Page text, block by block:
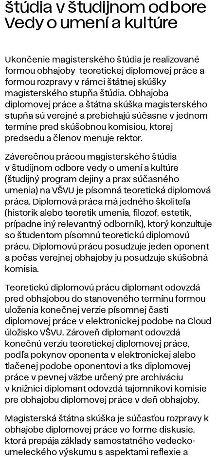
štúdia v študijnom odbore
Vedy o umení a kultúre
Ukončenie magisterského štúdia je realizované
formou obhajoby teoretickej diplomovej práce a
formou rozpravy v rámci štátnej skúšky
magisterského stupňa štúdia. Obhajoba
diplomovej práce a štátna skúška magisterského
stupňa sú verejné a prebiehajú súčasne v jednom
termíne pred skúšobnou komisiou, ktorej
predsedu a členov menuje rektor.
Záverečnou prácou magisterského štúdia
v študijnom odbore vedy o umení a kultúre
(študijný program dejiny a prax súčasného
umenia) na VŠVU je písomná teoretická diplomová
práca. Diplomová práca má jedného školiteľa
(historik alebo teoretik umenia, filozof, estetik,
prípadne iný relevantný odborník), ktorý konzultuje
so študentom písomnú teoretickú diplomovú
prácu. Diplomovú prácu posudzuje jeden oponent
a počas verejnej obhajoby ju posudzuje skúšobná
komisia.
Teoretickú diplomovú prácu diplomant odovzdá
pred obhajobou do stanoveného termínu formou
uloženia konečnej verzie písomnej časti
diplomovej práce v elektronickej podobe na Cloud
úložisko VŠVU. Zároveň diplomant odovzdá
konečnú verziu teoretickej diplomovej práce,
podľa pokynov oponenta v elektronickej alebo
tlačenej podobe oponentovi a 1ks diplomovej
práce v pevnej väzbe určený pre archiváciu
v knižnici diplomant odovzdá tajomníkovi komisie
pre obhajobu diplomovej práce v deň obhajoby.
Magisterská štátna skúška je súčasťou rozpravy k
obhajobe diplomovej práce vo forme diskusie,
ktorá prepája základy samostatného vedecko-
umeleckého výskumu s aspektami reflexie a